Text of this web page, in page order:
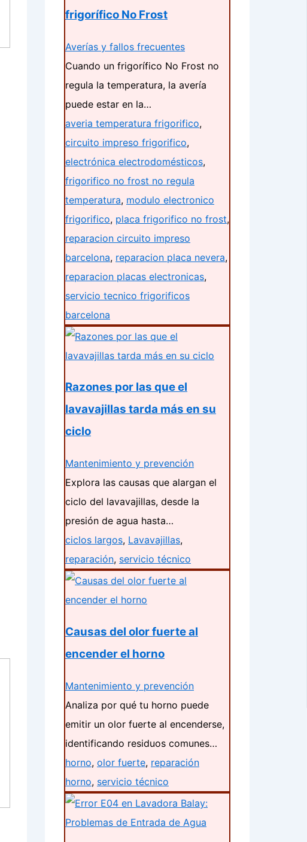
frigorífico No Frost
Averías y fallos frecuentes
Cuando un frigorífico No Frost no
regula la temperatura, la avería
puede estar en la…
averia temperatura frigorifico,
circuito impreso frigorifico,
electrónica electrodomésticos,
frigorifico no frost no regula
temperatura, modulo electronico
frigorifico, placa frigorifico no frost,
reparacion circuito impreso
barcelona, reparacion placa nevera,
reparacion placas electronicas,
servicio tecnico frigorificos
barcelona
Razones por las que el
lavavajillas tarda más en su
ciclo
Mantenimiento y prevención
Explora las causas que alargan el
ciclo del lavavajillas, desde la
presión de agua hasta…
ciclos largos, Lavavajillas,
reparación, servicio técnico
Causas del olor fuerte al
encender el horno
Mantenimiento y prevención
Analiza por qué tu horno puede
emitir un olor fuerte al encenderse,
identificando residuos comunes…
horno, olor fuerte, reparación
horno, servicio técnico